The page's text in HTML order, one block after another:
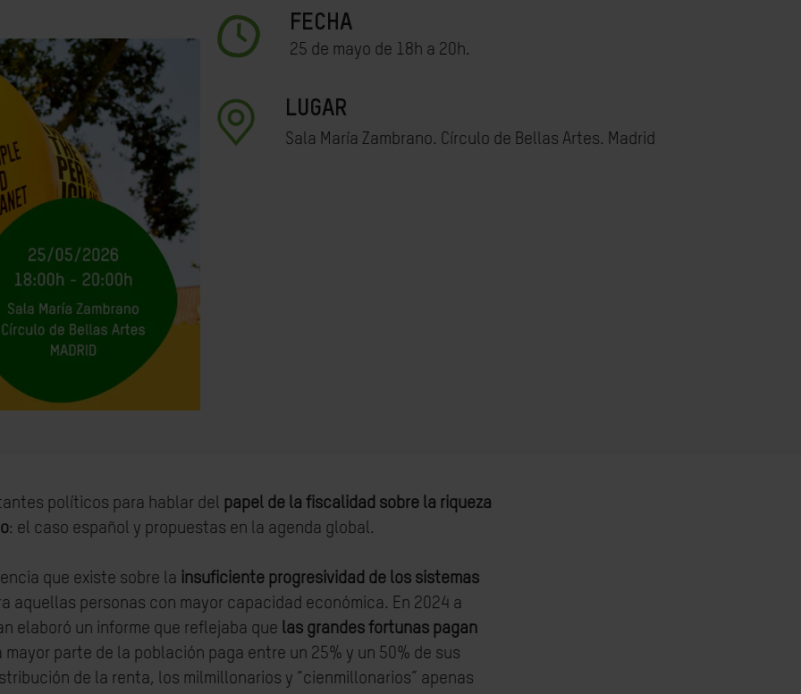
FECHA
25 de mayo de 18h a 20h.
LUGAR
Sala María Zambrano. Círculo de Bellas Artes. Madrid
políticos para hablar del papel de la fiscalidad sobre la riqueza
: el caso español y propuestas en la agenda global.
que existe sobre la insuficiente progresividad de los sistemas
aquellas personas con mayor capacidad económica. En 2024 a
elaboró un informe que reflejaba que las grandes fortunas pagan
mayor parte de la población paga entre un 25% y un 50% de sus
de la renta, los milmillonarios y “cienmillonarios” apenas